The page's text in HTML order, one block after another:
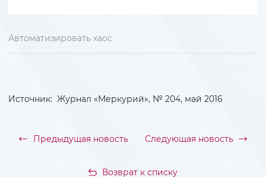
Автоматизировать хаос
Источник: Журнал «Меркурий», № 204, май 2016
Предыдущая новость
Возврат к списку
Следующая новость